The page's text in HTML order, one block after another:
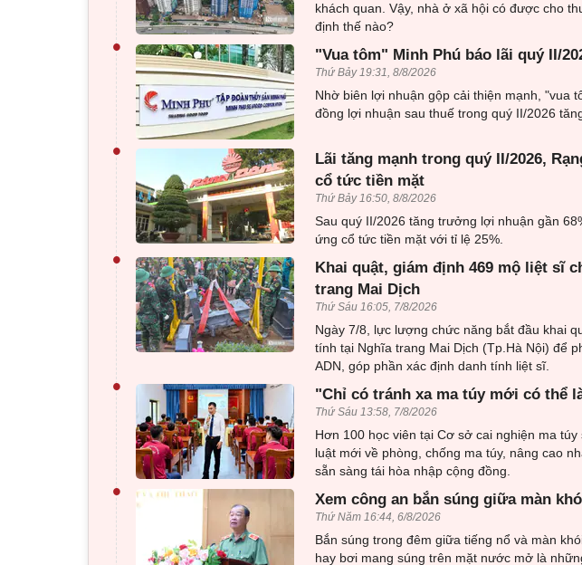
khách quan. Vậy, nhà ở xã hội có được cho
định thế nào?
• "Vua tôm" Minh Phú báo lãi quý II/
Thứ Bảy 19:31, 8/8/2026
Nhờ biên lợi nhuận gộp cải thiện mạnh, "vua
đồng lợi nhuận sau thuế trong quý II/2026
•
Lãi tăng mạnh trong quý II/2026,
cổ tức tiền mặt
Thứ Bảy 16:50, 8/8/2026
Sau quý II/2026 tăng trưởng lợi nhuận gần
ứng cổ tức tiền mặt với tỉ lệ 25%.
•
Khai quật, giám định 469 mộ liệt sĩ
trang Mai Dịch
Thứ Sáu 16:05, 7/8/2026
Ngày 7/8, lực lượng chức năng bắt đầu khai
tính tại Nghĩa trang Mai Dịch (Tp.Hà Nội) để
ADN, góp phần xác định danh tính liệt sĩ.
• "Chỉ có tránh xa ma túy mới có thể
Thứ Sáu 13:58, 7/8/2026
Hơn 100 học viên tại Cơ sở cai nghiện ma
luật mới về phòng, chống ma túy, nâng cao
sẵn sàng tái hòa nhập cộng đồng.
• Xem công an bắn súng giữa màn
Thứ Năm 16:44, 6/8/2026
Bắn súng trong đêm giữa tiếng nổ và màn
hay bơi mang súng trên mặt nước mở là